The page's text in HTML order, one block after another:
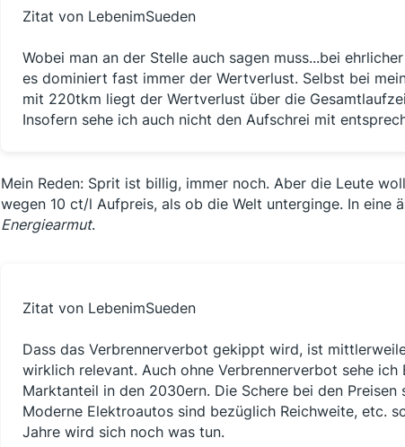
Zitat von LebenimSueden
Wobei man an der Stelle auch sagen muss...bei
es dominiert fast immer der Wertverlust. Selbst bei
mit 220tkm liegt der Wertverlust über die
Insofern sehe ich auch nicht den Aufschrei mit
Mein Reden: Sprit ist billig, immer noch. Aber die Leute
wegen 10 ct/l Aufpreis, als ob die Welt unterginge. In eine
Energiearmut.
Zitat von LebenimSueden
Dass das Verbrennerverbot gekippt wird, ist
wirklich relevant. Auch ohne Verbrennerverbot sehe
Marktanteil in den 2030ern. Die Schere bei den
Moderne Elektroautos sind bezüglich Reichweite, etc.
Jahre wird sich noch was tun.